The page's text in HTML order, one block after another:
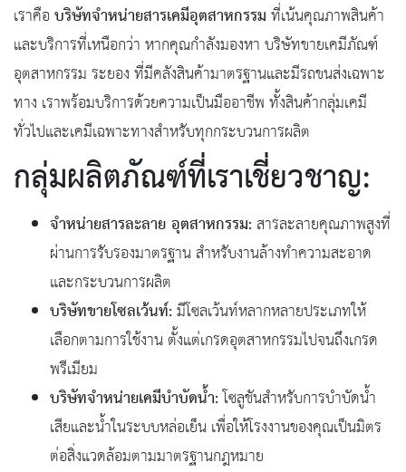
เราคือบริษัทจำหน่ายสารเคมีอุตสาหกรรมที่เน้นคุณภาพสินค้า
และบริการที่เหนือกว่า หากคุณกำลังมองหา บริษัทขายเคมีภัณฑ์
อุตสาหกรรม ระยอง ที่มีคลังสินค้ามาตรฐานและมีรถขนส่งเฉพาะ
ทาง เราพร้อมบริการด้วยความเป็นมืออาชีพ ทั้งสินค้ากลุ่มเคมี
ทั่วไปและเคมีเฉพาะทางสำหรับทุกกระบวนการผลิต
กลุ่มผลิตภัณฑ์ที่เราเชี่ยวชาญ:
จำหน่ายสารละลาย อุตสาหกรรม:สารละลายคุณภาพสูงที่
ผ่านการรับรองมาตรฐาน สำหรับงานล้างทำความสะอาด
และกระบวนการผลิต
บริษัทขายโซลเว้นท์:มีโซลเว้นท์หลากหลายประเภทให้
เลือกตามการใช้งาน ตั้งแต่เกรดอุตสาหกรรมไปจนถึงเกรด
พรีเมียม
บริษัทจำหน่ายเคมีบำบัดน้ำ:โซลูชันสำหรับการบำบัดน้ำ
เสียและน้ำในระบบหล่อเย็น เพื่อให้โรงงานของคุณเป็นมิตร
ต่อสิ่งแวดล้อมตามมาตรฐานกฎหมาย